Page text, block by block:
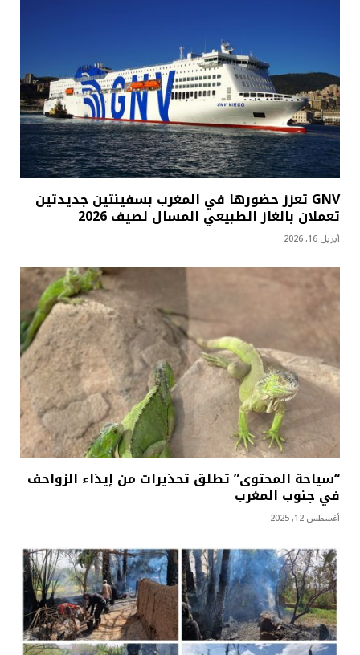
GNV تعزز حضورها في المغرب بسفينتين جديدتين
تعملان بالغاز الطبيعي المسال لصيف 2026
أبريل 16, 2026
“سياحة المحتوى” تطلق تحذيرات من إيذاء الزواحف
في جنوب المغرب
أغسطس 12, 2025